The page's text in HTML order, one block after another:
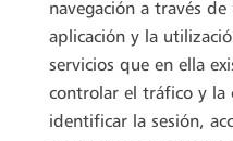
navegación a través
aplicación y la
servicios que en ella
controlar el tráfico y la
identificar la sesión,